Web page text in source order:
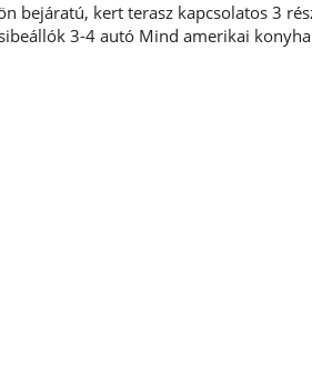
kert terasz kapcsolatos 3
3-4 autó Mind amerikai